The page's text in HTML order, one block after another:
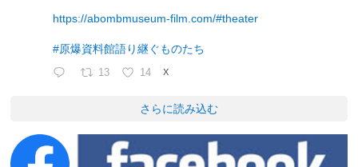
https://abombmuseum-film.com/#theater
#原爆資料館語り継ぐものたち
13 14 X
さらに読み込む